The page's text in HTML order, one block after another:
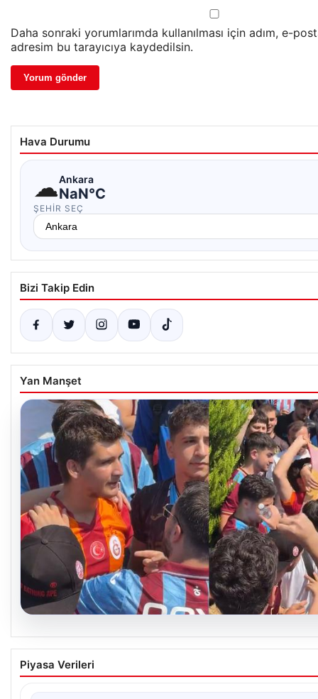
Daha sonraki yorumlarımda kullanılması için adım, e-
adresim bu tarayıcıya kaydedilsin.
Hava Durumu
☁Ankara
NaN°C
ŞEHIR SEÇ
Bizi Takip Edin
Yan Manşet
05.08.2026
Mohamed Salah’ı karşılamaya gelen
taraftarı pişman ettiler!
Piyasa Verileri